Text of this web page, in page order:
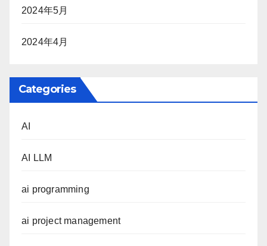
2024年5月
2024年4月
Categories
AI
AI LLM
ai programming
ai project management